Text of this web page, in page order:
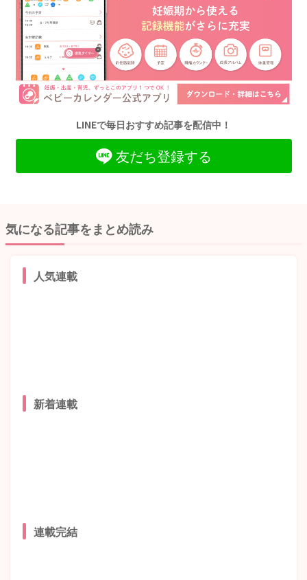
LINEで毎日おすすめ記事を配信中！
友だち登録する
気になる記事をまとめ読み
人気連載
新着連載
連載完結